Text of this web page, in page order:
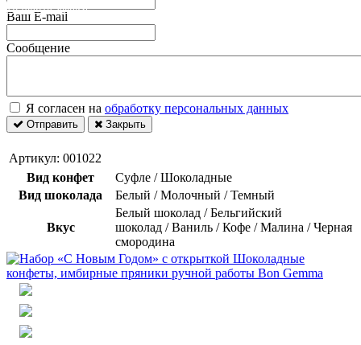
Оставить заявку
Ваш E-mail
Сообщение
Я согласен на обработку персональных данных
Отправить Закрыть
Артикул: 001022
Вид конфет
Суфле / Шоколадные
Вид шоколада
Белый / Молочный / Темный
Вкус
Белый шоколад / Бельгийский
шоколад / Ваниль / Кофе / Малина / Черная
смородина